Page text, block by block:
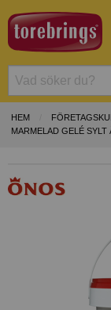
HEM
MARMELAD GELÉ SYLT